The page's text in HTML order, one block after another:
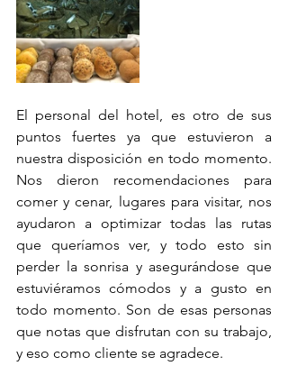
El personal del hotel, es otro de sus
puntos fuertes ya que estuvieron a
nuestra disposición en todo momento.
Nos dieron recomendaciones para
comer y cenar, lugares para visitar, nos
ayudaron a optimizar todas las rutas
que queríamos ver, y todo esto sin
perder la sonrisa y asegurándose que
estuviéramos cómodos y a gusto en
todo momento. Son de esas personas
que notas que disfrutan con su trabajo,
y eso como cliente se agradece.